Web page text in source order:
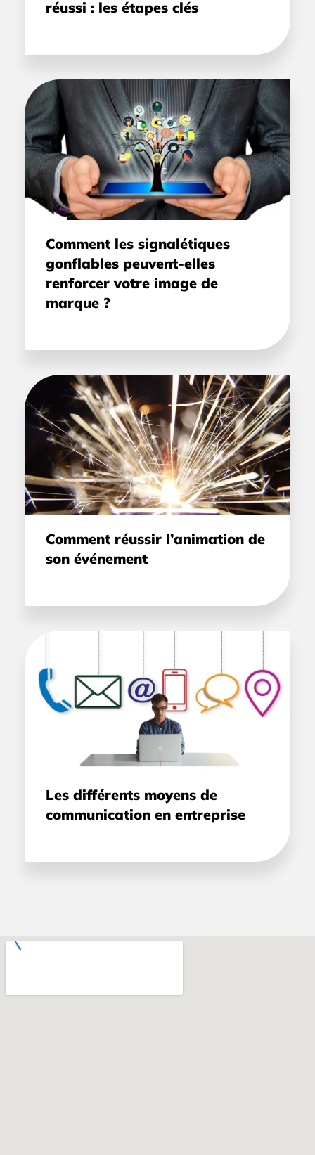
réussi : les étapes clés
Comment les signalétiques
gonflables peuvent-elles
renforcer votre image de
marque ?
Comment réussir l’animation de
son événement
Les différents moyens de
communication en entreprise